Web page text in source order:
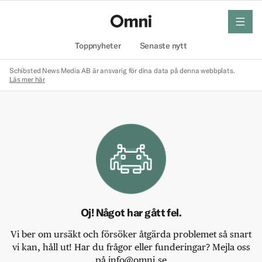
Toppnyheter Senaste nytt
meny
Schibsted News Media AB är ansvarig för dina data på denna webbplats.
Läs mer här
Oj! Något har gått fel.
Vi ber om ursäkt och försöker åtgärda problemet så snart
vi kan, håll ut! Har du frågor eller funderingar? Mejla oss